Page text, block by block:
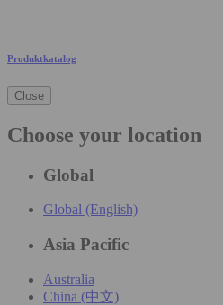
Produktkatalog
Close
Choose your location
Global
Global (English)
Asia Pacific
Australia
China (中文)